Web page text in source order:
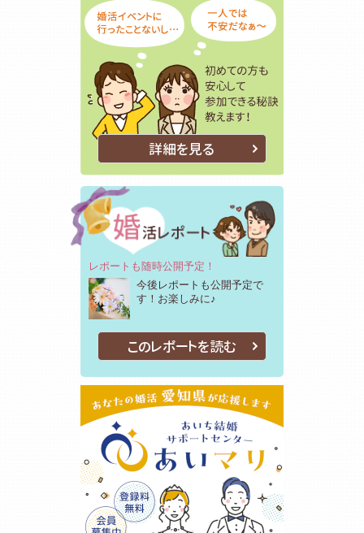
詳細を見る
レポートも随時公開予定！
今後レポートも公開予定で
す！お楽しみに♪
このレポートを読む